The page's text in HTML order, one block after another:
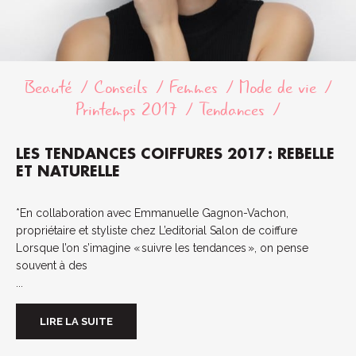
Beauté Conseils Femmes
Mode de vie
Printemps 2017
Tendances
LES TENDANCES COIFFURES 2017 : REBELLE
ET NATURELLE
*En collaboration avec Emmanuelle Gagnon-Vachon,
propriétaire et styliste chez L’editorial Salon de coiffure
Lorsque l’on s’imagine « suivre les tendances », on pense
souvent à des
LIRE LA SUITE